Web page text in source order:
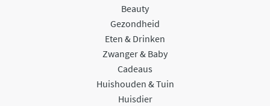
Beauty
Gezondheid
Eten & Drinken
Zwanger & Baby
Cadeaus
Huishouden & Tuin
Huisdier